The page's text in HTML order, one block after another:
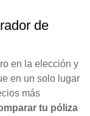
de
en la elección y
en un solo lugar
más
tu póliza